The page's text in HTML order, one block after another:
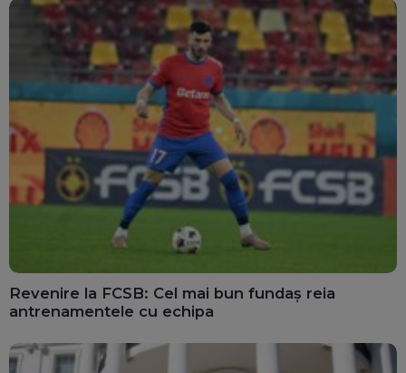
Revenire la FCSB: Cel mai bun fundaș reia
antrenamentele cu echipa